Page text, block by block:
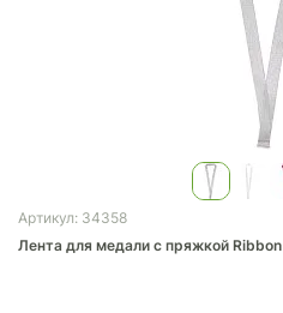
Артикул: 34358
Лента для медали с пряжкой Ribbon